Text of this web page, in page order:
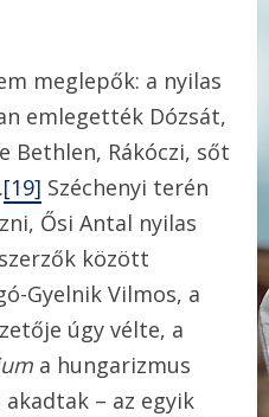
meglepők: a nyilas
emlegették Dózsát,
Bethlen, Rákóczi, sőt
[19] Széchenyi terén
Ősi Antal nyilas
között
Gyelnik Vilmos, a
úgy vélte, a
a hungarizmus
akadtak – az egyik